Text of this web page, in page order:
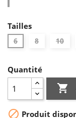
Tailles
6 8 10
Quantité

 Produit